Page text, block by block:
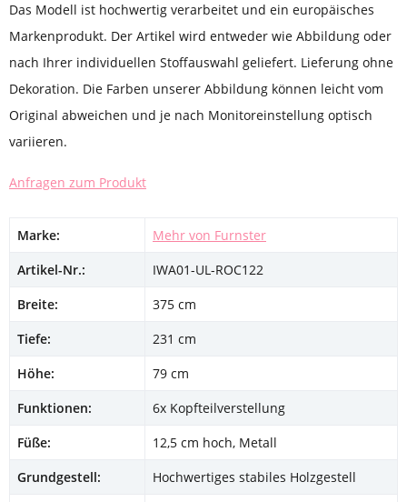
Das Modell ist hochwertig verarbeitet und ein europäisches
Markenprodukt. Der Artikel wird entweder wie Abbildung oder
nach Ihrer individuellen Stoffauswahl geliefert. Lieferung ohne
Dekoration. Die Farben unserer Abbildung können leicht vom
Original abweichen und je nach Monitoreinstellung optisch
variieren.
Anfragen zum Produkt
Marke:
Mehr von Furnster
Artikel-Nr.:
IWA01-UL-ROC122
Breite:
375 cm
Tiefe:
231 cm
Höhe:
79 cm
Funktionen:
6x Kopfteilverstellung
Füße:
12,5 cm hoch, Metall
Grundgestell:
Hochwertiges stabiles Holzgestell